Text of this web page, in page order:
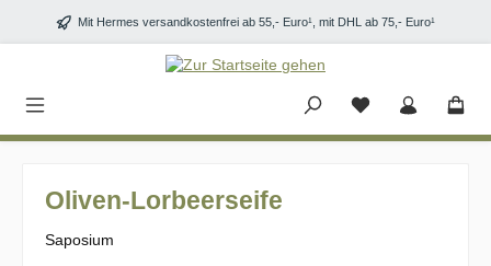
Zum Hauptinhalt springen
Mit Hermes versandkostenfrei ab 55,- Euro¹, mit DHL ab 75,- Euro¹
Oliven-Lorbeerseife
Saposium